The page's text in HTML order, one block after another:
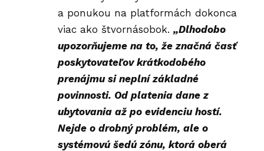
a ponukou na platformách dokonca
viac ako štvornásobok. „Dlhodobo
upozorňujeme na to, že značná časť
poskytovateľov krátkodobého
prenájmu si neplní základné
povinnosti. Od platenia dane z
ubytovania až po evidenciu hostí.
Nejde o drobný problém, ale o
systémovú šedú zónu, ktorá oberá